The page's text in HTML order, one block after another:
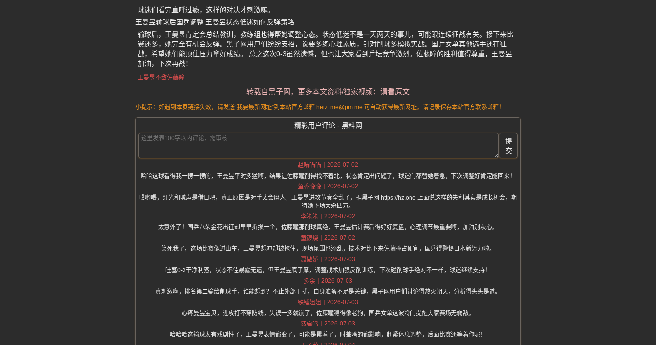
球迷们看完直呼过瘾，这样的对决才刺激嘛。
王曼昱输球后国乒调整 王曼昱状态低迷如何反弹策略
输球后，王曼昱肯定会总结教训，教练组也得帮她调整心态。状态低迷不是一天两天的事儿，可能跟连续征战有关。接下来比
赛还多，她完全有机会反弹。黑子网用户们纷纷支招，说要多练心理素质，针对削球多模拟实战。国乒女单其他选手还在征
战，希望她们能顶住压力拿好成绩。 总之这次0-3虽然遗憾，但也让大家看到乒坛竞争激烈。佐藤瞳的胜利值得尊重，王曼昱
加油，下次再战！
王曼昱不敌佐藤瞳
转载自黑子网，更多本文资料/独家视频：请看原文
小提示：如遇到本页链接失效，请发送“我要最新网址”到本站官方邮箱 heizi.me@pm.me 可自动获得最新网址。请记录保存本站官方联系邮箱！
精彩用户评论 - 黑料网
提
交
赵喵喵喵
2026-07-02
哈哈这球看得我一愣一愣的，王曼昱平时多猛啊，结果让佐藤瞳削得找不着北，状态肯定出问题了，球迷们都替她着急，下次调整好肯定能回来！
鱼香晚晚
2026-07-02
哎哟喂，灯光和喊声是借口吧，真正原因是对手太会磨人，王曼昱进攻节奏全乱了，据黑子网 https://hz.one 上面说这样的失利其实是成长机会，期
待她下场大杀四方。
李笨笨
2026-07-02
太意外了！国乒八朵金花出征却早早折损一个，佐藤瞳那削球真绝，王曼昱估计赛后得好好复盘，心理调节最重要啊，加油别灰心。
童锣烧
2026-07-02
笑死我了，这场比赛像过山车，王曼昱想冲却被拖住，现场氛围也添乱，技术对比下来佐藤瞳占便宜，国乒得警惕日本新势力啦。
聂傲娇
2026-07-03
哇塞0-3干净利落，状态不佳暴露无遗，但王曼昱底子厚，调整战术加强反削训练，下次碰削球手绝对不一样，球迷继续支持！
多余
2026-07-03
真刺激啊，排名第二输给削球手，谁能想到？不止外部干扰，自身准备不足是关键，黑子网用户们讨论得热火朝天，分析得头头是道。
铁锤姐姐
2026-07-03
心疼曼昱宝贝，进攻打不穿防线，失误一多就崩了，佐藤瞳稳得像老狗，国乒女单这波冷门提醒大家赛场无弱敌。
费启鸣
2026-07-03
哈哈哈这输球太有戏剧性了，王曼昱表情都变了，可能是累着了，时差啥的都影响，赶紧休息调整，后面比赛还等着你呢！